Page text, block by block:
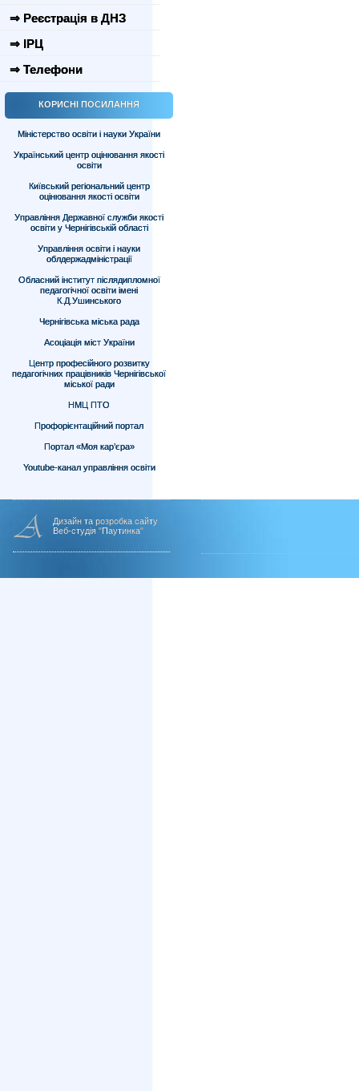
⇒ Реєстрація в ДНЗ
⇒ ІРЦ
⇒ Телефони
КОРИСНІ ПОСИЛАННЯ
Міністерство освіти і науки України
Український центр оцінювання якості
освіти
Київський регіональний центр
оцінювання якості освіти
Управління Державної служби якості
освіти у Чернігівській області
Управління освіти і науки
облдержадміністрації
Обласний інститут післядипломної
педагогічної освіти імені
К.Д.Ушинського
Чернігівська міська рада
Асоціація міст України
Центр професійного розвитку
педагогічних працівників Чернігівської
міської ради
НМЦ ПТО
Профорієнтаційний портал
Портал «Моя кар’єра»
Youtube-канал управління освіти
Дизайн та розробка сайту
Веб-студія "Паутинка"